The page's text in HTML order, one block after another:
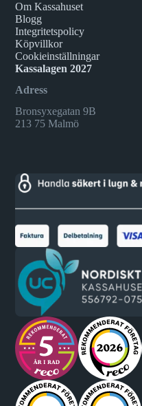
Om Kassahuset
Blogg
Integritetspolicy
Köpvillkor
Cookieinställningar
Kassalagen 2027
Adress
Bronsyxegatan 9B
213 75 Malmö